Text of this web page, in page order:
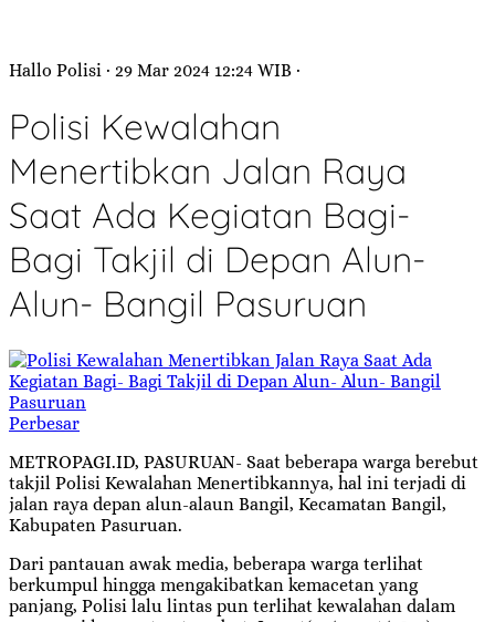
Hallo Polisi · 29 Mar 2024 12:24 WIB ·
Polisi Kewalahan
Menertibkan Jalan Raya
Saat Ada Kegiatan Bagi-
Bagi Takjil di Depan Alun-
Alun- Bangil Pasuruan
Perbesar
METROPAGI.ID, PASURUAN- Saat beberapa warga berebut
takjil Polisi Kewalahan Menertibkannya, hal ini terjadi di
jalan raya depan alun-alaun Bangil, Kecamatan Bangil,
Kabupaten Pasuruan.
Dari pantauan awak media, beberapa warga terlihat
berkumpul hingga mengakibatkan kemacetan yang
panjang, Polisi lalu lintas pun terlihat kewalahan dalam